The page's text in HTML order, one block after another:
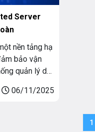
Server
nền tảng hạ
bảo vận
quản lý dữ
tử hoạt động
06/11/2025
1